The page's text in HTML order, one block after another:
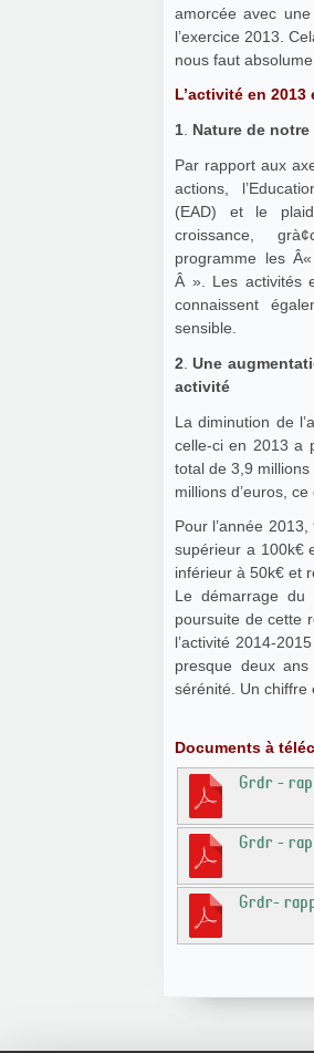
amorcée avec
l’exercice 2013.
nous faut
L’activité en
1 Nature de
Par rapport aux
actions,
(EAD) et le
croissance,
programme les Â«
Â ». Les activités
connaissent
sensible.
2 Une
activité
La diminution de
celle-ci en 2013 a
total de 3,9
millions d’euros,
Pour l’année
supérieur a 100k€
inférieur à 50k€ et
Le démarrage du
poursuite de cette
l’activité 2014-
presque deux
sérénité. Un chiffre
Documents à
Grdr -
Grdr -
Grdr-